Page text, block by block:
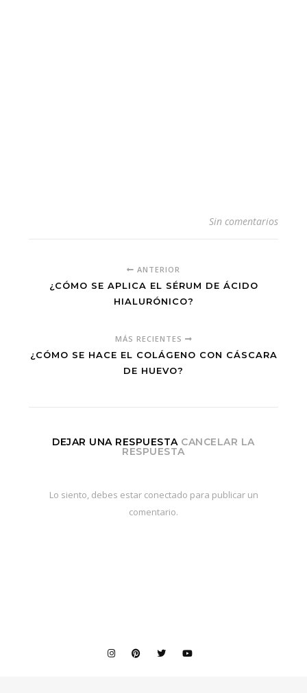
Sin comentarios
ANTERIOR
¿CÓMO SE APLICA EL SÉRUM DE ÁCIDO
HIALURÓNICO?
MÁS RECIENTES
¿CÓMO SE HACE EL COLÁGENO CON CÁSCARA
DE HUEVO?
DEJAR UNA RESPUESTA CANCELAR LA
RESPUESTA
Lo siento, debes estar conectado para publicar un
comentario.